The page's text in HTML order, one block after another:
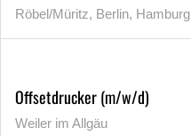
Röbel/Müritz, Berlin, Hamburg
Offsetdrucker (m/w/d)
Weiler im Allgäu